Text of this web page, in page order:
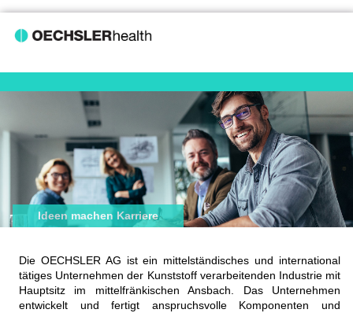
Ideen machen Karriere
Die OECHSLER AG ist ein mittelständisches und international
tätiges Unternehmen der Kunststoff verarbeitenden Industrie mit
Hauptsitz im mittelfränkischen Ansbach. Das Unternehmen
entwickelt und fertigt anspruchsvolle Komponenten und